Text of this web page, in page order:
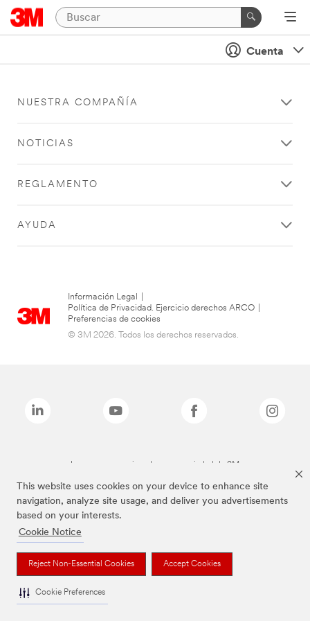
This website uses cookies on your device to enhance site
navigation, analyze site usage, and deliver you advertisements
based on your interests.
Cookie Notice
Reject Non-Essential Cookies Accept Cookies
Cookie Preferences
Cuenta
NUESTRA COMPAÑÍA
NOTICIAS
REGLAMENTO
AYUDA
Información Legal
Política de Privacidad. Ejercicio derechos ARCO
Preferencias de cookies
© 3M 2026. Todos los derechos reservados.
Las marcas mencionadas son propiedad de 3M